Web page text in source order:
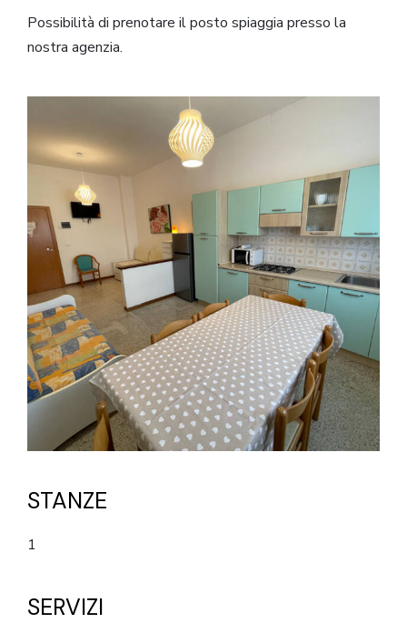
Possibilità di prenotare il posto spiaggia presso la
nostra agenzia.
STANZE
1
SERVIZI